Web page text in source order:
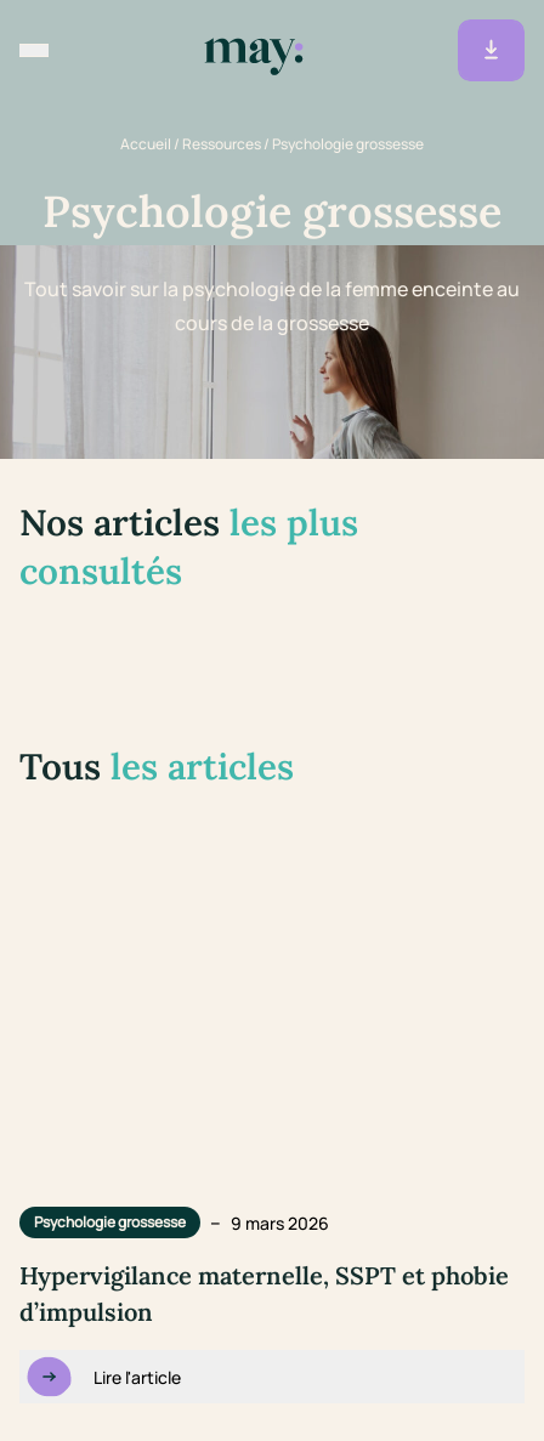
Accueil / Ressources/ Psychologie grossesse
Psychologie grossesse
Tout savoir sur la psychologie de la femme enceinte au
cours de la grossesse
Nos articles les plus
consultés
Tous les articles
Psychologie grossesse – 9 mars 2026
Hypervigilance maternelle, SSPT et phobie
d’impulsion
Lire l'article